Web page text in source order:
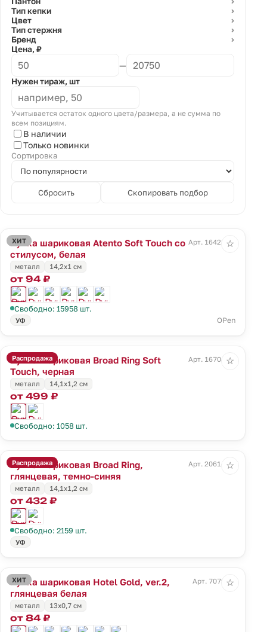
Тип кепки ⌄
Цвет ⌄
Тип стержня ⌄
Бренд ⌄
Цена, ₽
—
Нужен тираж, шт
Учитывается остаток одного цвета/размера, а не сумма по
всем позициям.
В наличии
Только новинки
Сортировка
Сбросить Скопировать подбор
ХИТ
Ручка шариковая Atento Soft Touch со
стилусом, белая
Арт. 16428.60
металл 14,2х1 см
от 94 ₽
Свободно: 15958 шт.
УФ OPen
☆
Распродажа
Ручка шариковая Broad Ring Soft
Touch, черная
Арт. 16704.30
металл 14,1x1,2 см
от 499 ₽
Свободно: 1058 шт.
☆
Распродажа
Ручка шариковая Broad Ring,
глянцевая, темно-синяя
Арт. 20614.40
металл 14,1x1,2 см
от 432 ₽
Свободно: 2159 шт.
УФ
☆
ХИТ
Ручка шариковая Hotel Gold, ver.2,
глянцевая белая
Арт. 7079.60
металл 13х0,7 см
от 84 ₽
☆